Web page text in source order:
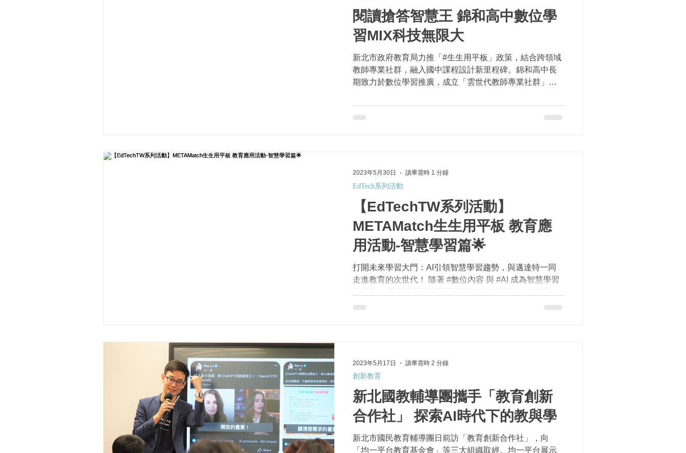
閱讀搶答智慧王 錦和高中數位學
習MIX科技無限大
新北市政府教育局力推「#生生用平板」政策，結合跨領域
教師專業社群，融入國中課程設計新里程碑。錦和高中長
期致力於數位學習推廣，成立「雲世代教師專業社群」跨
「能源好好玩」科技與自然跨域彈性課程，以及高中部 #AI
人工智慧與虛擬...
【EdTechTW系列活動】
METAMatch生生用平板 教育應
用活動-智慧學習篇🌟
打開未來學習大門：AI引領智慧學習趨勢，與邁達特一同
走進教育的次世代！ 隨著 #數位內容 與 #AI 成為智慧學習
性的學習， 更讓師生能發揮創意，獲得嶄新的數位學習體
EdTech系列活動
2023年5月30日 讀畢需時 1 分鐘
新北國教輔導團攜手「教育創新
合作社」 探索AI時代下的教與學
新北市國民教育輔導團日前訪「教育創新合作社」，向
「均一平台教育基金會」等三大組織取經。均一平台展示
創新教育
2023年5月17日 讀畢需時 2 分鐘